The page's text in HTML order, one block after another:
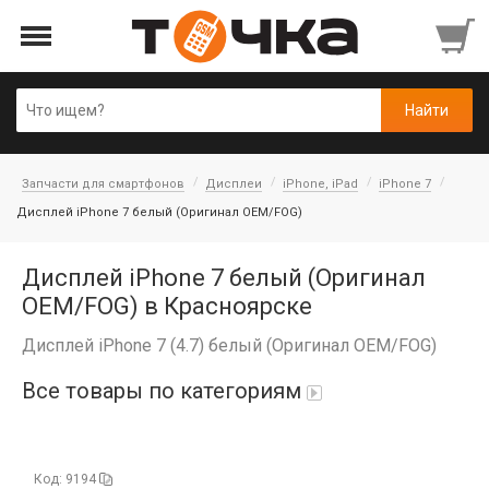
Запчасти для смартфонов Дисплеи iPhone, iPad
iPhone 7
Дисплей iPhone 7 белый (Оригинал OEM/FOG)
Дисплей iPhone 7 белый (Оригинал
OEM/FOG) в Красноярске
Дисплей iPhone 7 (4.7) белый (Оригинал OEM/FOG)
Код: 9194
Все товары по категориям